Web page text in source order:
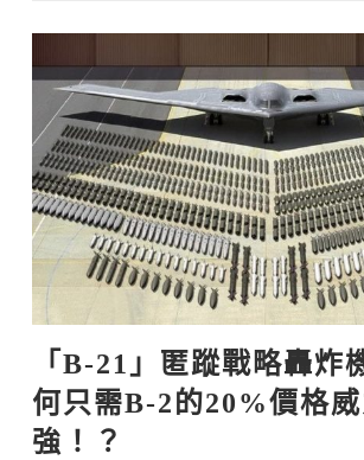
content
「B-21」匿蹤戰略轟炸
何只需B-2的20%價格
強！？